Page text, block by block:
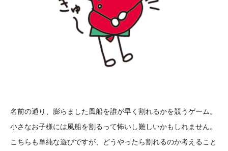
名前の通り、膨らました風船を誰が早く割れるかを競うゲーム。
小さなお子様には風船を割るって怖いし難しいかもしれません。
こちらも単純な遊びですが、どうやったら割れるのか考えること